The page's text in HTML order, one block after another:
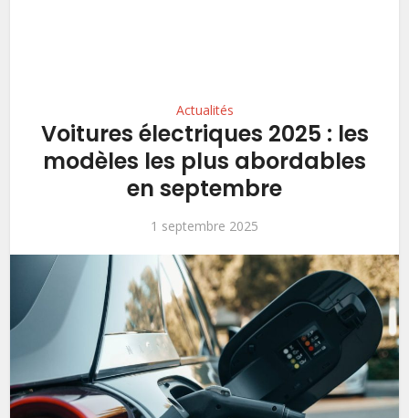
Actualités
Voitures électriques 2025 : les
modèles les plus abordables
en septembre
1 septembre 2025